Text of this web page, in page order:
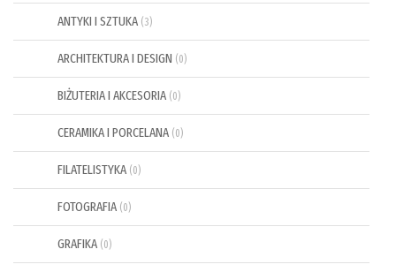
ANTYKI I SZTUKA (3)
ARCHITEKTURA I DESIGN (0)
BIŻUTERIA I AKCESORIA (0)
CERAMIKA I PORCELANA (0)
FILATELISTYKA (0)
FOTOGRAFIA (0)
GRAFIKA (0)